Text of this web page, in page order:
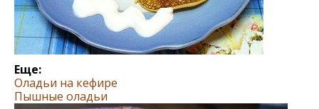
Еще:
Оладьи на кефире
Пышные оладьи